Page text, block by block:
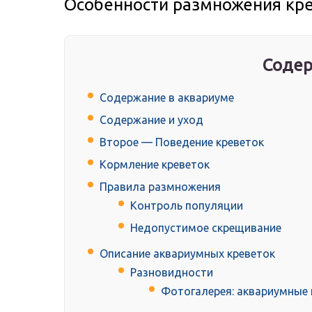
Особенности размножения
Содержание в аквариуме
Содержание и уход
Второе — Поведение креветок
Кормление креветок
Правила размножения
Контроль популяции
Недопустимое скрещивание
Описание аквариумных креветок
Разновидности
Фотогалерея: аквариумные